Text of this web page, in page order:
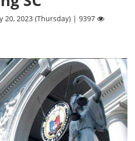
20, 2023 (Thursday) | 9397